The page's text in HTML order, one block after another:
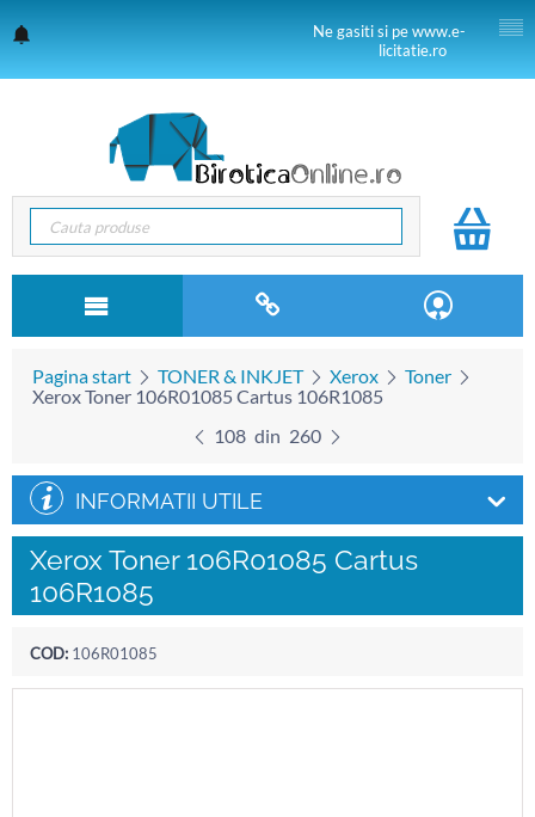
Ne gasiti si pe www.e-
licitatie.ro
Pagina start TONER & INKJET Xerox
Toner
Xerox Toner 106R01085 Cartus 106R1085
108 din 260
INFORMATII UTILE
Xerox Toner 106R01085 Cartus
106R1085
COD: 106R01085